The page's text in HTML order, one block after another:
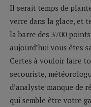
Il serait temps de
verre dans la glace, et
la barre des 3700
aujourd’hui vous êtes
Certes à vouloir faire
secouriste,
d’analyste manque de
qui semble être votre